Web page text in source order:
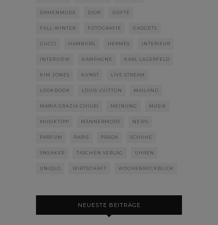
DAMENMODE DIOR DÜFTE
FALL-WINTER FOTOGRAFIE GADGETS
GUCCI HAMBURG HERMÈS INTERIEUR
INTERVIEW KAMPAGNE KARL LAGERFELD
KIM JONES KUNST LIVE STREAM
LOOKBOOK LOUIS VUITTON MAILAND
MARIA GRAZIA CHIURI MEINUNG MUSIK
MUSIKTIPP MÄNNERMODE NEWS
PARFUM PARIS PRADA SCHUHE
SNEAKER TASCHEN VERLAG UHREN
UNIQLO WIRTSCHAFT WOCHENRÜCKBLICK
NEUESTE BEITRÄGE